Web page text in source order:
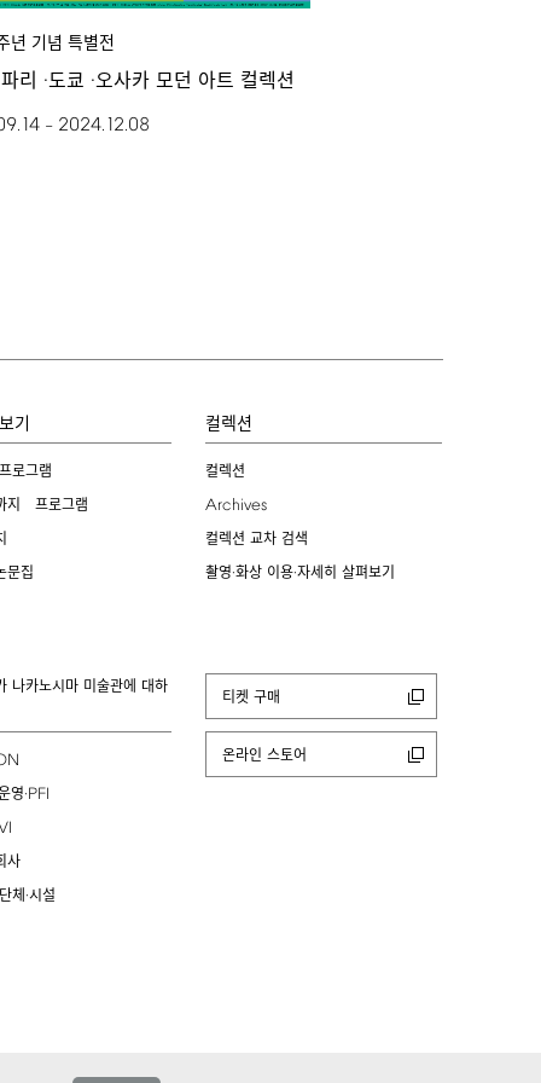
년 기념 특별전
리 ·도쿄 ·오사카 모던 아트 컬렉션
– 2024.12.08
기
로그램
지 프로그램
문집
컬렉션
컬렉션
Archives
컬렉션 교차 검색
촬영·화상 이용·자세히 살펴보기
나카노시마 미술관에 대하
영·PFI
사
체·시설
티켓 구매
온라인 스토어